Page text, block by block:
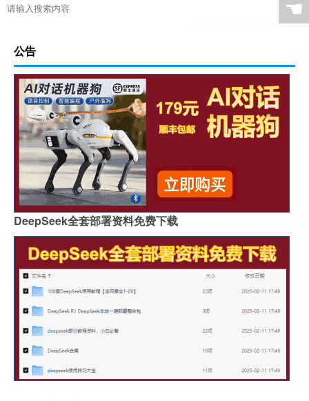
☚
公告
DeepSeek全套部署资料免费下载